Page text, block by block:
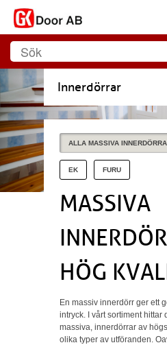
Innerdörrar
ALLA MASSIVA
EK FURU
MASSIVA
HÖG
En massiv innerdörr ger ett
intryck. I vårt sortiment hittar
massiva, innerdörrar av
olika typer av utföranden.